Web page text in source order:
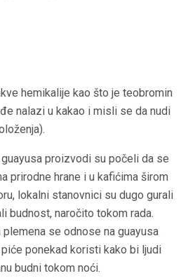
hemikalije kao što je teobromin
nalazi u kakao i misli se da nudi
proizvodi su počeli da se
prirodne hrane i u kafićima širom
lokalni stanovnici su dugo gurali
budnost, naročito tokom rada.
se odnose na guayusa
ponekad koristi kako bi ljudi
budni tokom noći.